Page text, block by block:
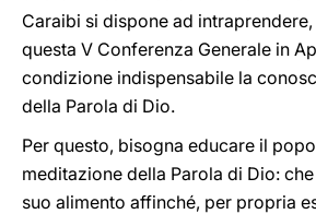
Caraibi si dispone ad
questa V Conferenza Generale in
condizione indispensabile la
della Parola di Dio.
Per questo, bisogna educare il
meditazione della Parola di Dio:
suo alimento affinché, per propria